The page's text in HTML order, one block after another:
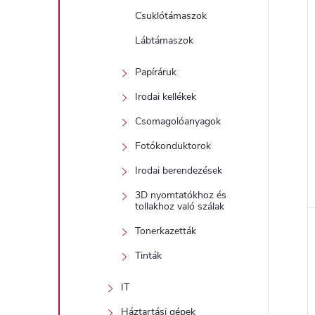
Csuklótámaszok
Lábtámaszok
Papíráruk
Irodai kellékek
Csomagolóanyagok
Fotókonduktorok
Irodai berendezések
3D nyomtatókhoz és
tollakhoz való szálak
Tonerkazetták
Tinták
IT
Háztartási gépek
l